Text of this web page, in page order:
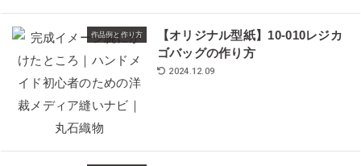
作品例と作り方
【オリジナル型紙】10-010レジカ
ゴバッグの作り方
2024.12.09